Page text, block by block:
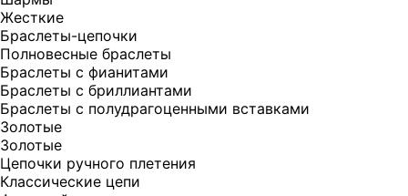
Жесткие
Браслеты-цепочки
Полновесные браслеты
Браслеты с фианитами
Браслеты с бриллиантами
Браслеты с полудрагоценными вставками
Золотые
Золотые
Цепочки ручного плетения
Классические цепи